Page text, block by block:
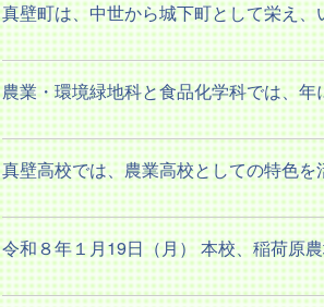
真壁町は、中世から城下町として栄え
農業・環境緑地科と食品化学科では、
真壁高校では、農業高校としての特色
令和８年１月19日（月） 本校、稲荷原